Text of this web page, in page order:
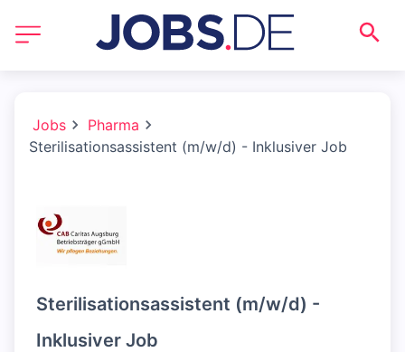
Jobs
Pharma
Sterilisationsassistent (m/w/d) - Inklusiver Job
Sterilisationsassistent (m/w/d) -
Inklusiver Job